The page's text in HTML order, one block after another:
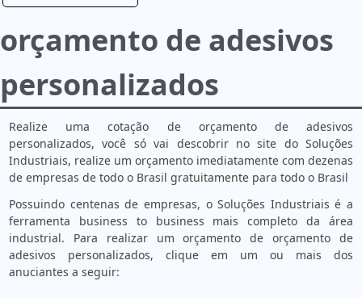
orçamento de adesivos
personalizados
Realize uma cotação de orçamento de adesivos
personalizados, você só vai descobrir no site do Soluções
Industriais, realize um orçamento imediatamente com dezenas
de empresas de todo o Brasil gratuitamente para todo o Brasil
Possuindo centenas de empresas, o Soluções Industriais é a
ferramenta business to business mais completo da área
industrial. Para realizar um orçamento de orçamento de
adesivos personalizados, clique em um ou mais dos
anuciantes a seguir: